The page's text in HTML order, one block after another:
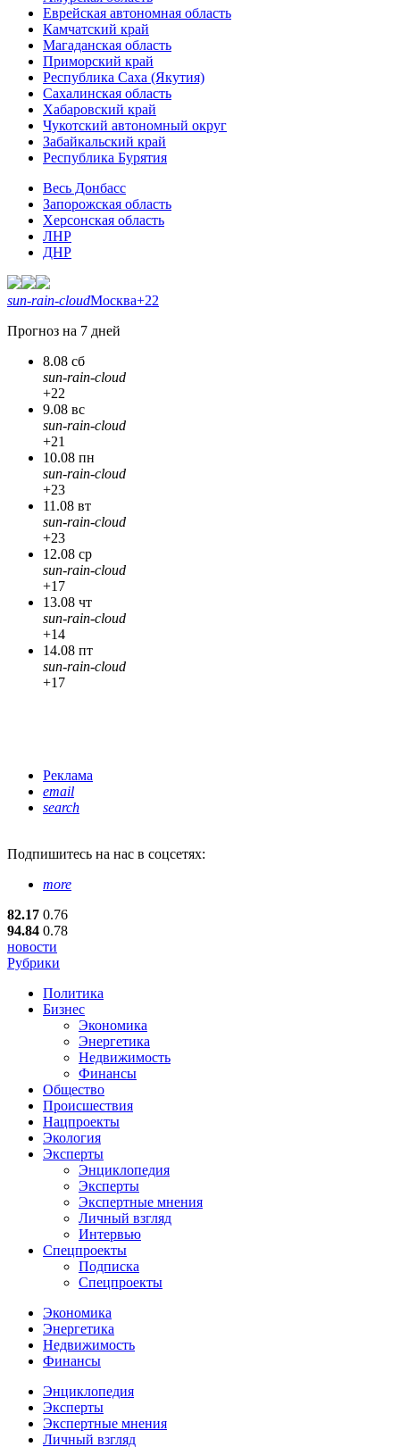
Еврейская автономная область
Камчатский край
Магаданская область
Приморский край
Республика Саха (Якутия)
Сахалинская область
Хабаровский край
Чукотский автономный округ
Забайкальский край
Республика Бурятия
Весь Донбасс
Запорожская область
Херсонская область
ЛНР
ДНР
sun-rain-cloudМосква+22
Прогноз на 7 дней
8.08 сб
sun-rain-cloud
+22
9.08 вс
sun-rain-cloud
+21
10.08 пн
sun-rain-cloud
+23
11.08 вт
sun-rain-cloud
+23
12.08 ср
sun-rain-cloud
+17
13.08 чт
sun-rain-cloud
+14
14.08 пт
sun-rain-cloud
+17
Реклама
email
search
Подпишитесь на нас в соцсетях:
more
82.17 0.76
94.84 0.78
новости
Рубрики
Политика
Бизнес
Экономика
Энергетика
Недвижимость
Финансы
Общество
Происшествия
Нацпроекты
Экология
Эксперты
Энциклопедия
Эксперты
Экспертные мнения
Личный взгляд
Интервью
Спецпроекты
Подписка
Спецпроекты
Экономика
Энергетика
Недвижимость
Финансы
Энциклопедия
Эксперты
Экспертные мнения
Личный взгляд